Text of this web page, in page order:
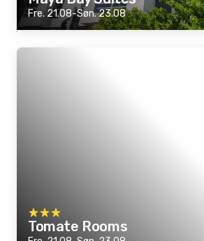
Fre. 21.08-Søn. 23.08
Tomate Rooms